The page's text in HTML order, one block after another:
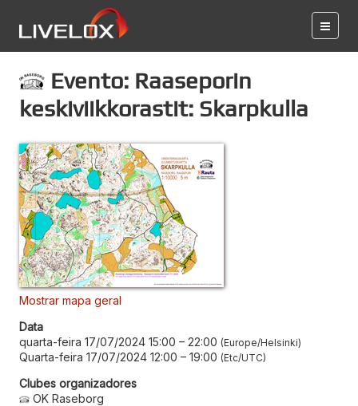
Evento: Raaseporin
keskiviikkorastit: Skarpkulla
Mostrar mapa geral
Data
quarta-feira 17/07/2024 15:00 – 22:00 Europe/Helsinki
Quarta-feira 17/07/2024 12:00 – 19:00 Etc/UTC
Clubes organizadores
OK Raseborg